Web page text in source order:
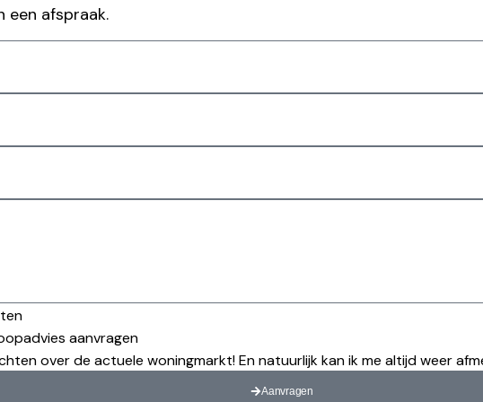
een afspraak.
aanvragen
over de actuele woningmarkt! En natuurlijk kan ik me altijd weer
Aanvragen